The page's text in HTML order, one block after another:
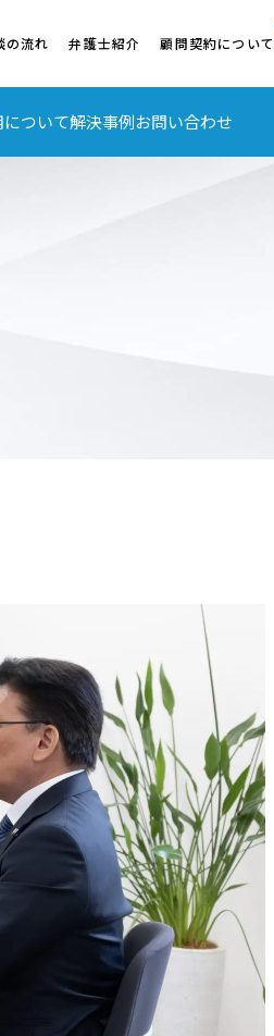
の流れ 弁護士紹介 顧問契約について
ついて解決事例お問い合わせ